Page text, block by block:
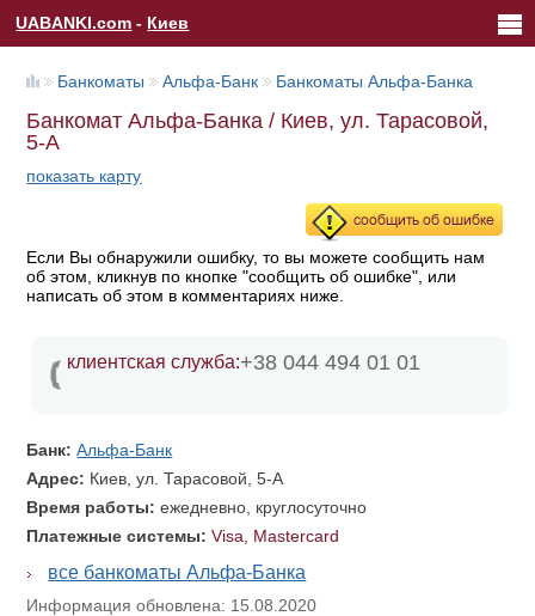
UABANKI.com - Киев
Банкоматы Альфа-Банк Банкоматы Альфа-Банка
Банкомат Альфа-Банка / Киев, ул. Тарасовой,
5-А
показать карту
Если Вы обнаружили ошибку, то вы можете сообщить нам
об этом, кликнув по кнопке "сообщить об ошибке", или
написать об этом в комментариях ниже.
клиентская служба:+38 044 494 01 01
Банк:Альфа-Банк
Адрес: Киев, ул. Тарасовой, 5-А
Время работы:ежедневно, круглосуточно
Платежные системы:Visa, Mastercard
все банкоматы Альфа-Банка
Информация обновлена: 15.08.2020